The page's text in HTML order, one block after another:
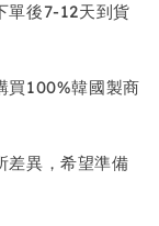
單後7-12天到貨
買100%韓國製商
差異，希望準備